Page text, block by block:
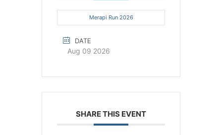
Merapi Run 2026
DATE
Aug 09 2026
SHARE THIS EVENT